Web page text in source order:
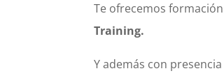
Te ofrecemos
Training.
Y además con